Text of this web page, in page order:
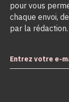
pour vous
chaque envoi,
par la rédaction.